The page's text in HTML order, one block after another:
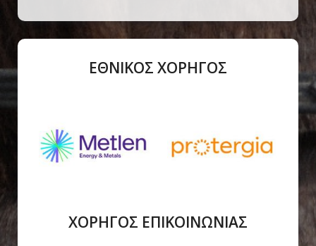
ΕΘΝΙΚΟΣ ΧΟΡΗΓΟΣ
ΧΟΡΗΓΟΣ ΕΠΙΚΟΙΝΩΝΙΑΣ